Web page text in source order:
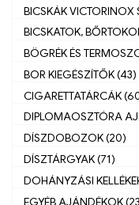
BICSKÁK VICTORINOX
BICSKATOK,
BÖGRÉK ÉS
BOR KIEGÉSZÍTŐK (43)
CIGARETTATÁRCÁK
DIPLOMAOSZTÓRA
DÍSZDOBOZOK (20)
DÍSZTÁRGYAK (71)
DOHÁNYZÁSI
EGYÉB AJÁNDÉKOK